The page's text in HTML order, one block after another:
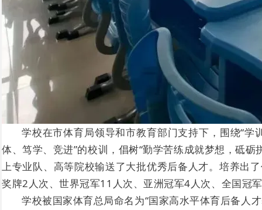
学校在市体育局领导和市教育部门支持下，围绕“学
体、笃学、竞进”的校训，倡树“勤学苦练成就梦想，砥
上专业队、高等院校输送了大批优秀后备人才。培养出
奖牌2人次、世界冠军11人次、亚洲冠军4人次、全国冠
学校被国家体育总局命名为“国家高水平体育后备人